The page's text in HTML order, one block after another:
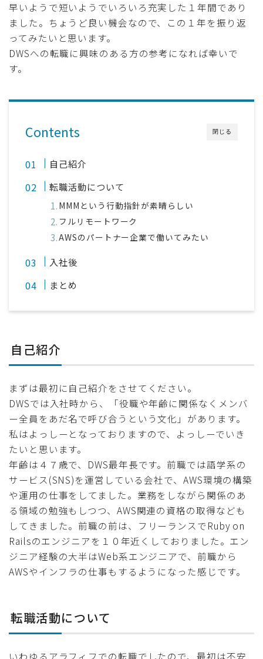
早いようで短いようでいろいろ充実した１年間であり
ました。ちょうど良い機会なので、この１年を振り返
ってみたいと思います。
DWSへの転職に興味のある方の参考になれば幸いで
す。
閉じる
Contents
自己紹介
転職活動について
MMMという行動指針が素晴らしい
フルリモートワーク
AWSのパートナー企業で働いてみたい
入社後
まとめ
自己紹介
まずは最初に自己紹介をさせてください。
DWSでは入社時から、「役職や年齢に関係なくメンバ
ー全員をあだ名で呼び合うという文化」があります。
私はよっしーとなっておりますので、よっしーでいき
たいと思います。
年齢は４７歳で、DWS最年長です。前職では語学系の
サービス(SNS)を運営している会社で、AWS環境の構築
や運用の仕事をしてました。業務をしながら関係のあ
る領域の勉強もしつつ、AWS関連の資格の取得なども
してきました。前職の前は、フリーランスでRuby on
Railsのエンジニアを１０年近くしておりました。エン
ジニア経験の大半はWeb系エンジニアで、前職から
AWSやインフラの仕事もするようになった感じです。
転職活動について
いわゆるアラフィフでの転職でしたので、最初は不安